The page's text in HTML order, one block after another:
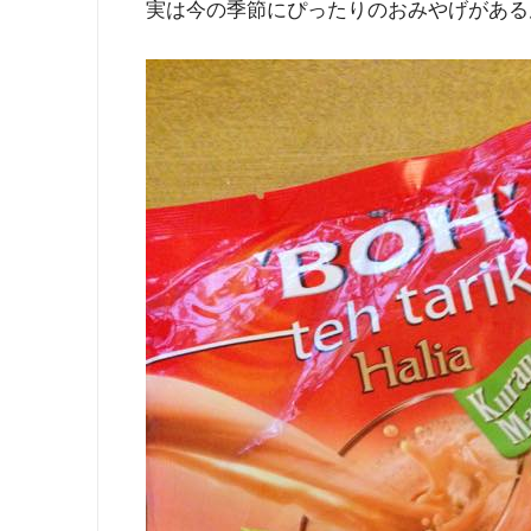
実は今の季節にぴったりのおみやげがあ